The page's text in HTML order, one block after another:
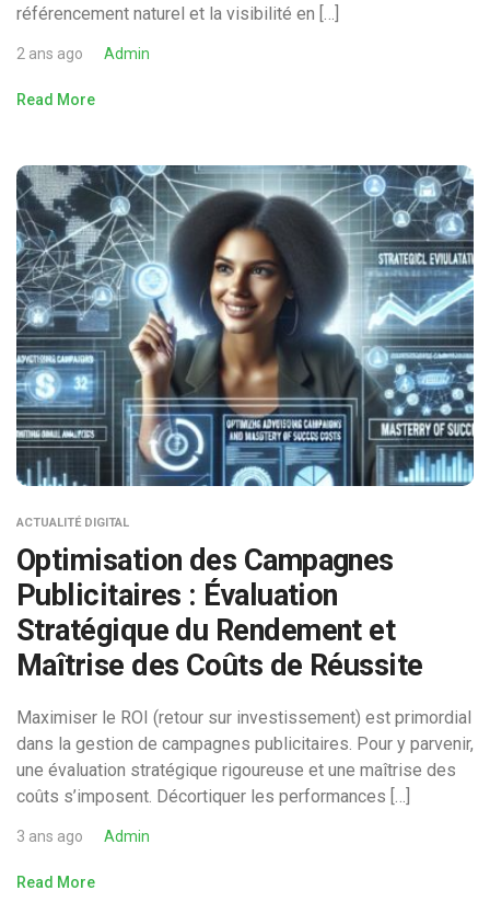
référencement naturel et la visibilité en […]
2 ans ago Admin
Read More
ACTUALITÉ DIGITAL
Optimisation des Campagnes
Publicitaires : Évaluation
Stratégique du Rendement et
Maîtrise des Coûts de Réussite
Maximiser le ROI (retour sur investissement) est primordial
dans la gestion de campagnes publicitaires. Pour y parvenir,
une évaluation stratégique rigoureuse et une maîtrise des
coûts s’imposent. Décortiquer les performances […]
3 ans ago Admin
Read More